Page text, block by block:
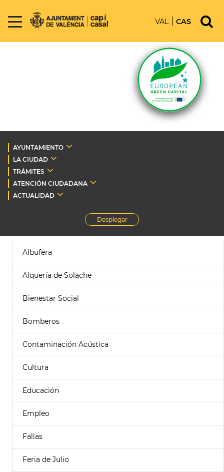
VAL CAS
AYUNTAMIENTO
LA CIUDAD
TRÁMITES
ATENCIÓN CIUDADANA
ACTUALIDAD
Desplegar
Albufera
Alquería de Solache
Bienestar Social
Bomberos
Contaminación Acústica
Cultura
Educación
Empleo
Fallas
Feria de Julio